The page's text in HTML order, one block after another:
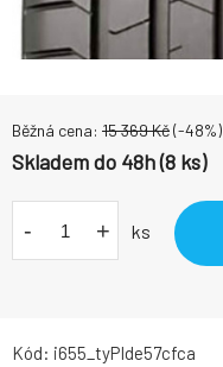
Běžná cena: 15 369Kč(-48%)
Skladem do 48h (8 ks)
- + ks
Kód: i655_tyPIde57cfca